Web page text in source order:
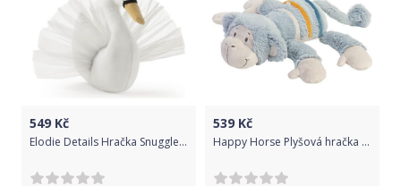
549 Kč
Elodie Details Hračka Snuggle The Ugly Duckling
539 Kč
Happy Horse Plyšová hračka Opička Comfy n.1